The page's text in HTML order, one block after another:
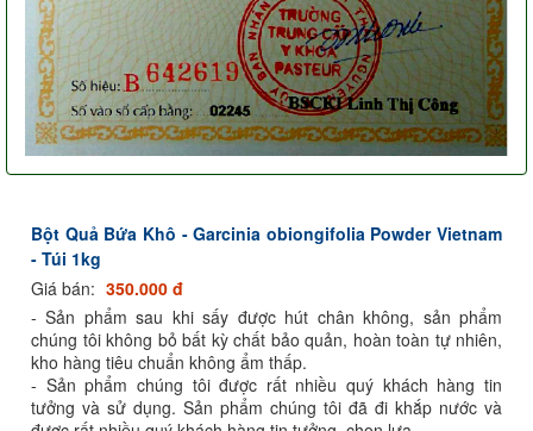
Bột Quả Bứa Khô - Garcinia obiongifolia Powder Vietnam
- Túi 1kg
Giá bán: 350.000 đ
- Sản phẩm sau khi sấy được hút chân không, sản phẩm
chúng tôi không bỏ bất kỳ chất bảo quản, hoàn toàn tự nhiên,
kho hàng tiêu chuẩn không ẩm thấp.
- Sản phẩm chúng tôi được rất nhiều quý khách hàng tin
tưởng và sử dụng. Sản phẩm chúng tôi đã đi khắp nước và